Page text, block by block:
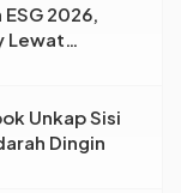
2026,
Lewat
Unkap Sisi
Dingin